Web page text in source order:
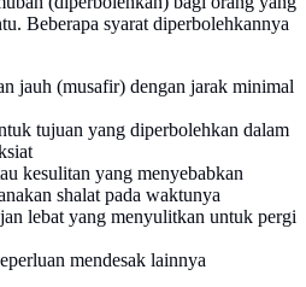
Beberapa syarat diperbolehkannya
jauh (musafir) dengan jarak minimal
tujuan yang diperbolehkan dalam
kesulitan yang menyebabkan
shalat pada waktunya
lebat yang menyulitkan untuk pergi
mendesak lainnya